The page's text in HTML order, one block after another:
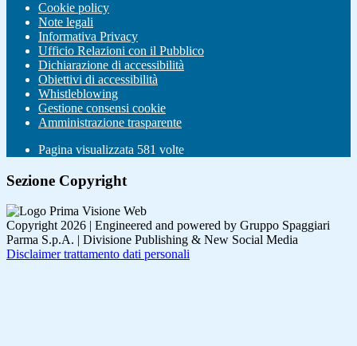
Cookie policy
Note legali
Informativa Privacy
Ufficio Relazioni con il Pubblico
Dichiarazione di accessibilità
Obiettivi di accessibilità
Whistleblowing
Gestione consensi cookie
Amministrazione trasparente
Pagina visualizzata 581 volte
Sezione Copyright
Copyright 2026 | Engineered and powered by Gruppo Spaggiari
Parma S.p.A. | Divisione Publishing & New Social Media
Disclaimer trattamento dati personali